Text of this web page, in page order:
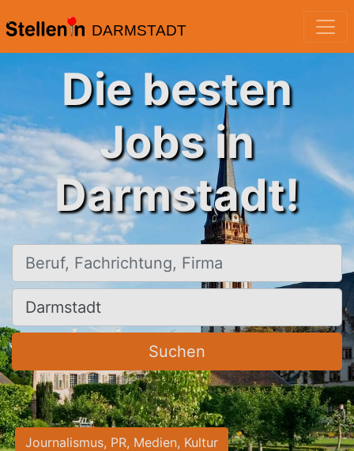
DARMSTADT
Die besten
Jobs in
Darmstadt!
Beruf, Fachrichtung, Firma
Ort, Stadt
Suchen
Journalismus, PR, Medien, Kultur